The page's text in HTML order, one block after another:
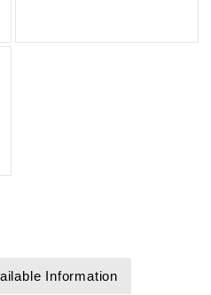
Information